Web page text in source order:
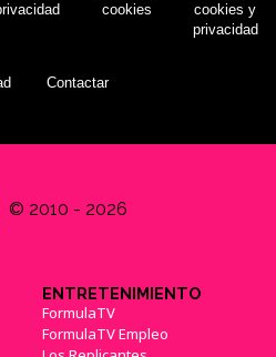
cookies
cookies y
privacidad
Contactar
© 2010 - 2026
ENTRETENIMIENTO
FormulaTV
FormulaTV Empleo